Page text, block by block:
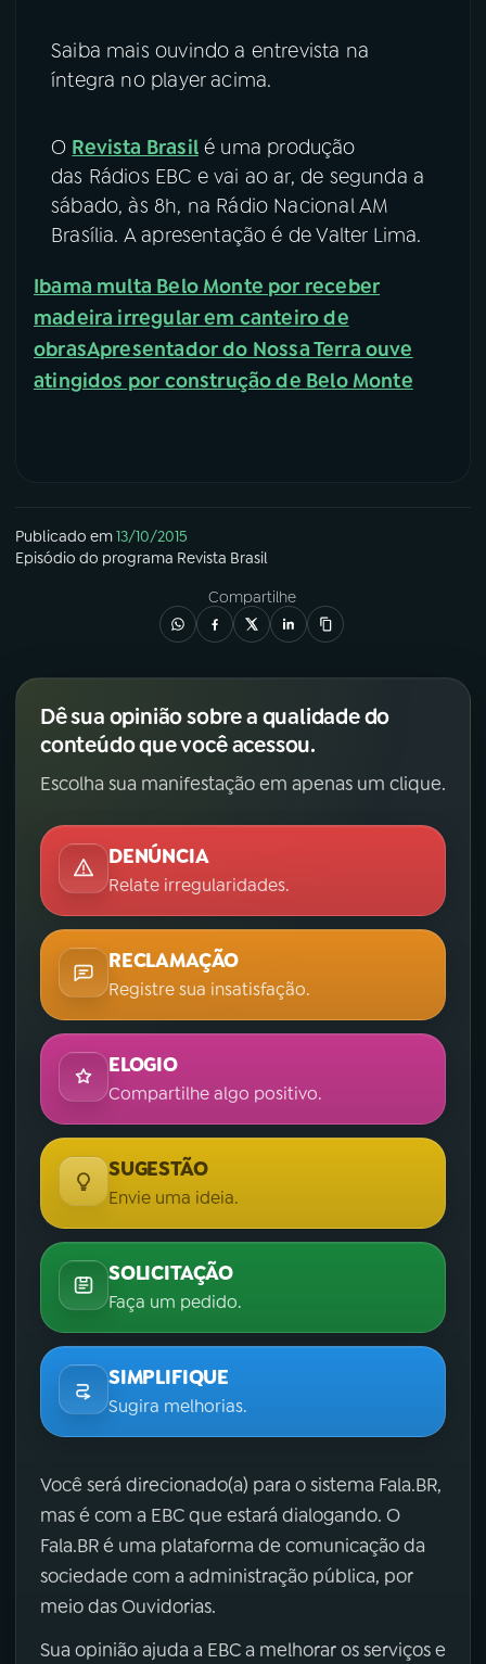
Saiba mais ouvindo a entrevista na
íntegra no player acima.
O Revista Brasilé uma produção
das Rádios EBC e vai ao ar, de segunda a
sábado, às 8h, na Rádio Nacional AM
Brasília. A apresentação é de Valter Lima.
Ibama multa Belo Monte por receber
madeira irregular em canteiro de
obrasApresentador do Nossa Terra ouve
atingidos por construção de Belo Monte
Publicado em13/10/2015
Episódio do programa Revista Brasil
Compartilhe
Dê sua opinião sobre a qualidade do
conteúdo que você acessou.
Escolha sua manifestação em apenas um clique.
DENÚNCIA
Relate irregularidades.
RECLAMAÇÃO
Registre sua insatisfação.
ELOGIO
Compartilhe algo positivo.
SUGESTÃO
Envie uma ideia.
SOLICITAÇÃO
Faça um pedido.
SIMPLIFIQUE
Sugira melhorias.
Você será direcionado(a) para o sistema Fala.BR,
mas é com a EBC que estará dialogando. O
Fala.BR é uma plataforma de comunicação da
sociedade com a administração pública, por
meio das Ouvidorias.
Sua opinião ajuda a EBC a melhorar os serviços e